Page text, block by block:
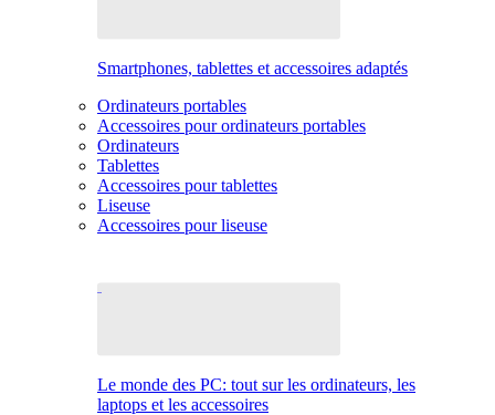
Smartphones, tablettes et accessoires adaptés
Ordinateurs portables
Accessoires pour ordinateurs portables
Ordinateurs
Tablettes
Accessoires pour tablettes
Liseuse
Accessoires pour liseuse
Le monde des PC: tout sur les ordinateurs, les
laptops et les accessoires